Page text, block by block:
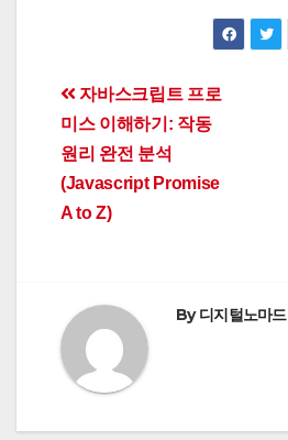
Post
navigation
자바스크립트 프로
미스 이해하기: 작동
원리 완전 분석
(Javascript Promise
A to Z)
By디지털노마드